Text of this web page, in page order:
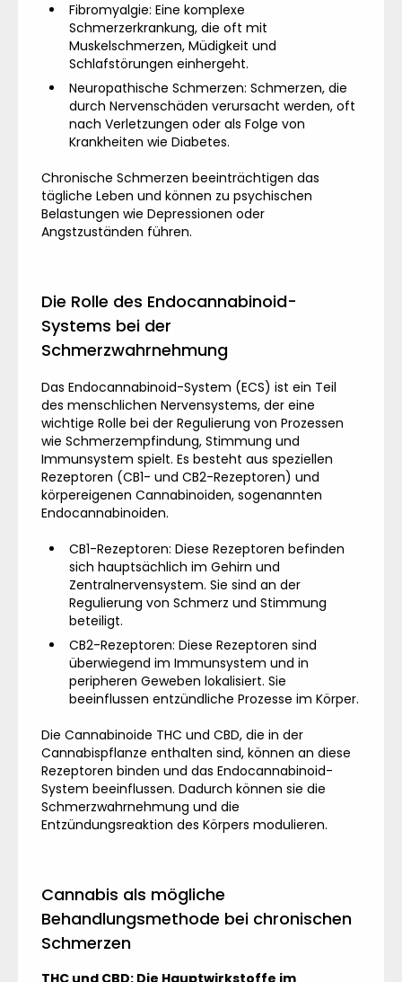
Fibromyalgie: Eine komplexe
Schmerzerkrankung, die oft mit
Muskelschmerzen, Müdigkeit und
Schlafstörungen einhergeht.
Neuropathische Schmerzen: Schmerzen, die
durch Nervenschäden verursacht werden, oft
nach Verletzungen oder als Folge von
Krankheiten wie Diabetes.
Chronische Schmerzen beeinträchtigen das
tägliche Leben und können zu psychischen
Belastungen wie Depressionen oder
Angstzuständen führen.
Die Rolle des Endocannabinoid-
Systems bei der
Schmerzwahrnehmung
Das Endocannabinoid-System (ECS) ist ein Teil
des menschlichen Nervensystems, der eine
wichtige Rolle bei der Regulierung von Prozessen
wie Schmerzempfindung, Stimmung und
Immunsystem spielt. Es besteht aus speziellen
Rezeptoren (CB1- und CB2-Rezeptoren) und
körpereigenen Cannabinoiden, sogenannten
Endocannabinoiden.
CB1-Rezeptoren: Diese Rezeptoren befinden
sich hauptsächlich im Gehirn und
Zentralnervensystem. Sie sind an der
Regulierung von Schmerz und Stimmung
beteiligt.
CB2-Rezeptoren: Diese Rezeptoren sind
überwiegend im Immunsystem und in
peripheren Geweben lokalisiert. Sie
beeinflussen entzündliche Prozesse im Körper.
Die Cannabinoide THC und CBD, die in der
Cannabispflanze enthalten sind, können an diese
Rezeptoren binden und das Endocannabinoid-
System beeinflussen. Dadurch können sie die
Schmerzwahrnehmung und die
Entzündungsreaktion des Körpers modulieren.
Cannabis als mögliche
Behandlungsmethode bei chronischen
Schmerzen
THC und CBD: Die Hauptwirkstoffe im